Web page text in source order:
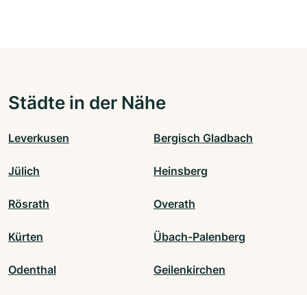
Städte in der Nähe
Leverkusen Bergisch Gladbach
Jülich Heinsberg
Rösrath Overath
Kürten Übach-Palenberg
Odenthal Geilenkirchen